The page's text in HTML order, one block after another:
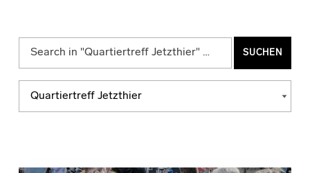
Suchen nach:
KATEGORIEN
Kategorien